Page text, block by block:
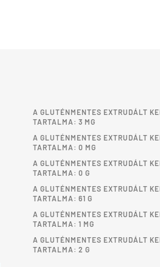
A GLUTÉNMENTES EXTRUDÁLT
TARTALMA: 3 MG
A GLUTÉNMENTES EXTRUDÁLT
TARTALMA: 0 MG
A GLUTÉNMENTES EXTRUDÁLT
TARTALMA: 0 G
A GLUTÉNMENTES EXTRUDÁLT
TARTALMA: 61 G
A GLUTÉNMENTES EXTRUDÁLT
TARTALMA: 1 MG
A GLUTÉNMENTES EXTRUDÁLT
TARTALMA: 2 G